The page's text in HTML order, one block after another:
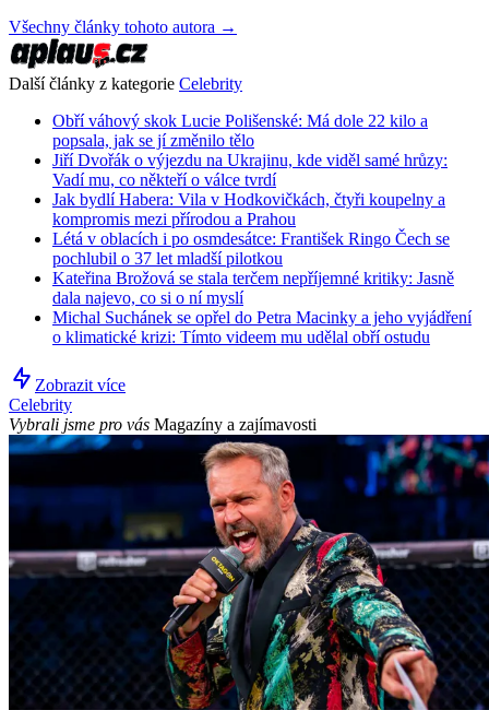
Všechny články tohoto autora →
Další články z kategorie Celebrity
Obří váhový skok Lucie Polišenské: Má dole 22 kilo a
popsala, jak se jí změnilo tělo
Jiří Dvořák o výjezdu na Ukrajinu, kde viděl samé hrůzy:
Vadí mu, co někteří o válce tvrdí
Jak bydlí Habera: Vila v Hodkovičkách, čtyři koupelny a
kompromis mezi přírodou a Prahou
Létá v oblacích i po osmdesátce: František Ringo Čech se
pochlubil o 37 let mladší pilotkou
Kateřina Brožová se stala terčem nepříjemné kritiky: Jasně
dala najevo, co si o ní myslí
Michal Suchánek se opřel do Petra Macinky a jeho vyjádření
o klimatické krizi: Tímto videem mu udělal obří ostudu
Zobrazit více
Celebrity
Vybrali jsme pro vás Magazíny a zajímavosti